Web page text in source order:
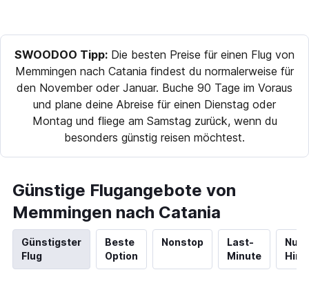
SWOODOO Tipp: Die besten Preise für einen Flug von
Memmingen nach Catania findest du normalerweise für
den November oder Januar. Buche 90 Tage im Voraus
und plane deine Abreise für einen Dienstag oder
Montag und fliege am Samstag zurück, wenn du
besonders günstig reisen möchtest.
Günstige Flugangebote von
Memmingen nach Catania
Günstigster
Flug
Beste
Option
Nonstop
Last-
Minute
Nur